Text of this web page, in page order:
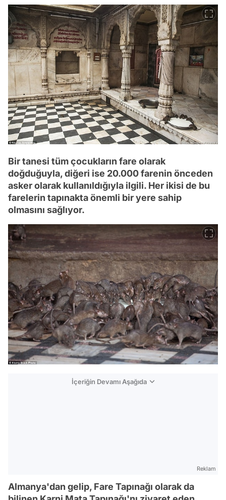
Bir tanesi tüm çocukların fare olarak
doğduğuyla, diğeri ise 20.000 farenin önceden
asker olarak kullanıldığıyla ilgili. Her ikisi de bu
farelerin tapınakta önemli bir yere sahip
olmasını sağlıyor.
İçeriğin Devamı Aşağıda
Reklam
Almanya'dan gelip, Fare Tapınağı olarak da